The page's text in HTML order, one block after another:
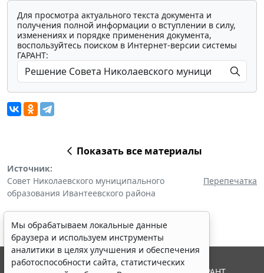
Для просмотра актуального текста документа и
получения полной информации о вступлении в силу,
изменениях и порядке применения документа,
воспользуйтесь поиском в Интернет-версии системы
ГАРАНТ:
Показать все материалы
Источник:
Совет Николаевского муниципального
образования Ивантеевского района
Перепечатка
Мы обрабатываем локальные данные
браузера и используем инструменты
аналитики в целях улучшения и обеспечения
работоспособности сайта, статистических